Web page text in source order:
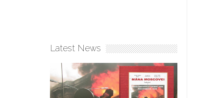
Latest News